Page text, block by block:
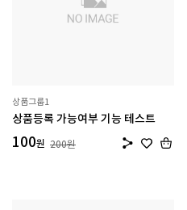
상품그룹1
상품등록 가능여부 기능 테스트
100원 200원